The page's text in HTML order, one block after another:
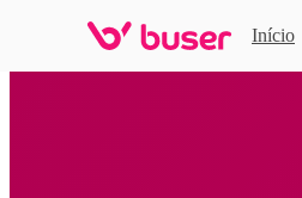
Início
Home